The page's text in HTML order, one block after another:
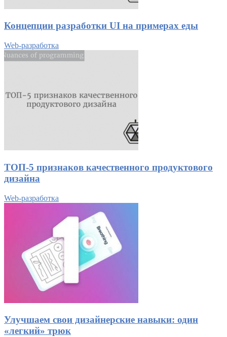
Концепции разработки UI на примерах еды
Web-разработка
ТОП-5 признаков качественного продуктового
дизайна
Web-разработка
Улучшаем свои дизайнерские навыки: один
«легкий» трюк